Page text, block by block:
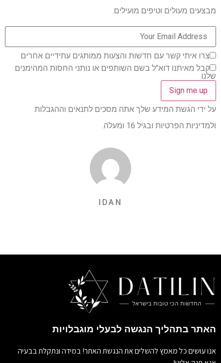
מבצעים מעולים וטיפים מועילים.
צרו איתי קשר עם חדשות והצעות ממותגים עתידיים אחרים
קבל מאיתנו דוא"ל בשם השותפים או נותני החסות המהימנים
שלנו
על ידי הגשת המידע שלך אתה מסכים לתנאים וההגבלות
ולמדיניות הפרטיות ובגיל 16 ומעלה.
IDAN
האתר בתהליך הנגשה לבעלי מוגבלויות
אנו עושים כל מאמץ להשלים את הנגשת האתר! במידה ונתקלת בבעיה